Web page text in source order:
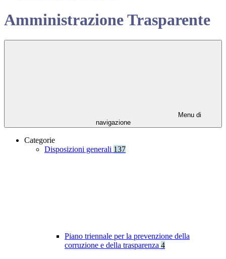
Amministrazione Trasparente
Menu di
navigazione
Categorie
Disposizioni generali 137
Piano triennale per la prevenzione della
corruzione e della trasparenza 4